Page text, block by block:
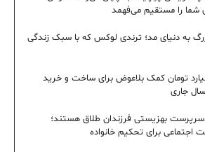
شما را مستقیم می‌فهمد
به دنیای مد؛ ترندی لوکس که با سبک زندگی
میلیارد تومان کمک بلاعوض برای ساخت و خرید
جاری
بهزیستی فرزندان طلاق هستند؛
اجتماعی برای تحکیم خانواده